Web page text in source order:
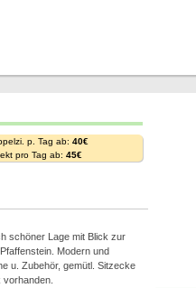
p. Tag ab: 40€
pro Tag ab: 45€
schöner Lage mit Blick zur
Modern und
u. Zubehör, gemütl. Sitzecke